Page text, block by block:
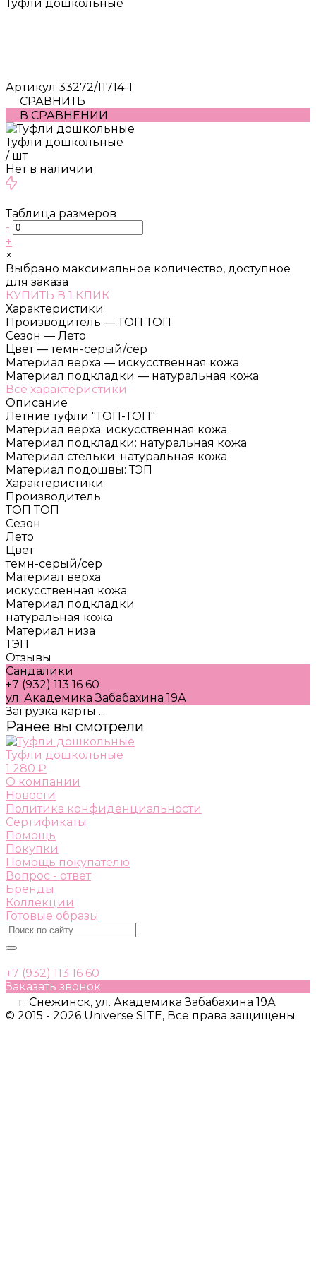
Туфли дошкольные
Артикул 33272/11714-1
СРАВНИТЬ
В СРАВНЕНИИ
Туфли дошкольные
/ шт
Нет в наличии
Таблица размеров
-
+
×
Выбрано максимальное количество, доступное
для заказа
КУПИТЬ В 1 КЛИК
Характеристики
Производитель — ТОП ТОП
Сезон — Лето
Цвет — темн-серый/сер
Материал верха — искусственная кожа
Материал подкладки — натуральная кожа
Все характеристики
Описание
Летние туфли "ТОП-ТОП"
Материал верха: искусственная кожа
Материал подкладки: натуральная кожа
Материал стельки: натуральная кожа
Материал подошвы: ТЭП
Характеристики
Производитель
ТОП ТОП
Сезон
Лето
Цвет
темн-серый/сер
Материал верха
искусственная кожа
Материал подкладки
натуральная кожа
Материал низа
ТЭП
Отзывы
Сандалики
+7 (932) 113 16 60
ул. Академика Забабахина 19А
Загрузка карты ...
Ранее вы смотрели
Туфли дошкольные
1 280 ₽
О компании
Новости
Политика конфиденциальности
Сертификаты
Помощь
Покупки
Помощь покупателю
Вопрос - ответ
Бренды
Коллекции
Готовые образы
+7 (932) 113 16 60
Заказать звонок
г. Снежинск, ул. Академика Забабахина 19А
© 2015 - 2026 Universe SITE, Все права защищены